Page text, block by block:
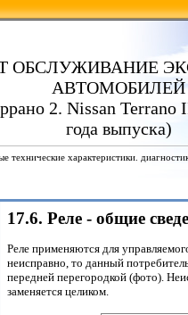
ОБСЛУЖИВАНИЕ
АВТОМОБИЛЕЙ
2. Nissan Terrano
года выпуска)
технические характеристики.
17.6. Реле - общие
Реле применяются для
неисправно, то данный
передней перегородкой (фото).
заменяется целиком.